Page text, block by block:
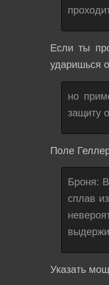
Если ты
ударишься
но
защиту
Поле
Броня:
сплав
Указать